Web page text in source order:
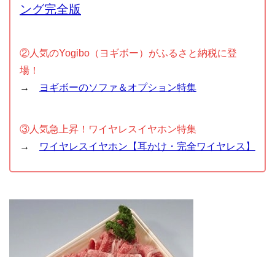
ング完全版
②人気のYogibo（ヨギボー）がふるさと納税に登
場！
→
ヨギボーのソファ＆オプション特集
③人気急上昇！ワイヤレスイヤホン特集
→
ワイヤレスイヤホン【耳かけ・完全ワイヤレス】